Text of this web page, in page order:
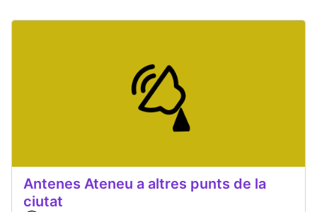
Antenes Ateneu a altres punts de la
ciutat